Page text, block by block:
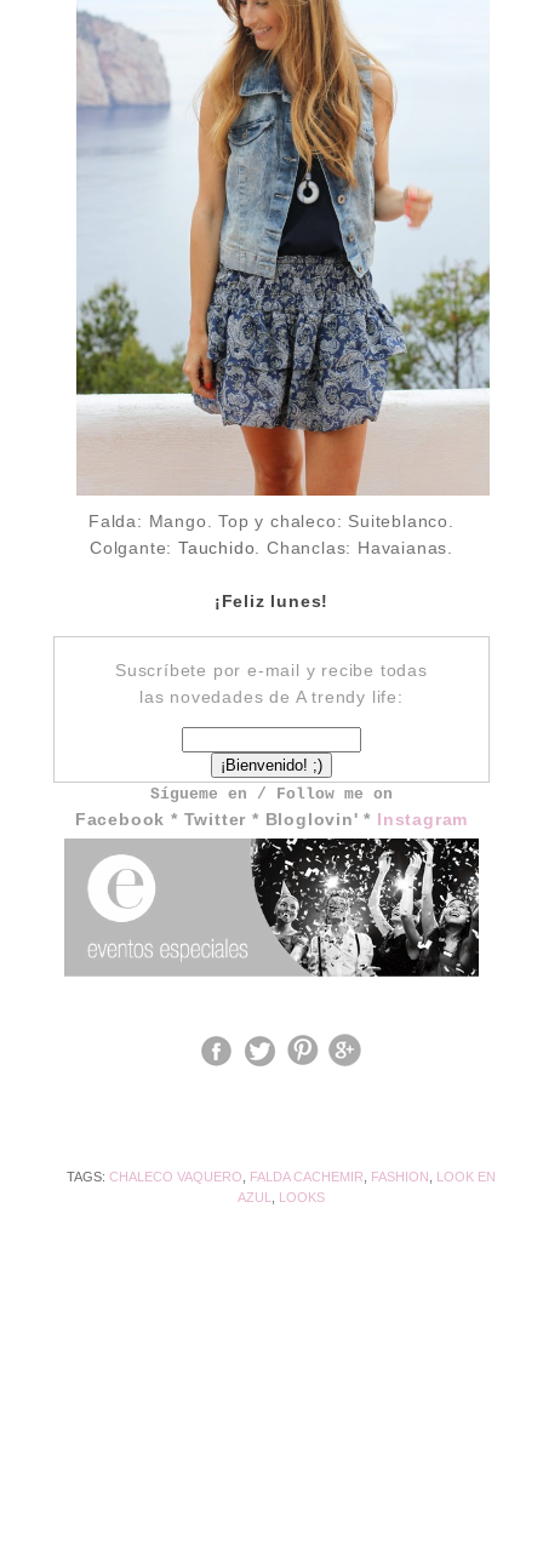
Falda: Mango. Top y chaleco: Suiteblanco.
Colgante: Tauchido. Chanclas: Havaianas.
¡Feliz lunes!
Suscríbete por e-mail y recibe todas
las novedades de A trendy life:
Sígueme en / Follow me on
Facebook * Twitter * Bloglovin'* Instagram
TAGS: CHALECO VAQUERO FALDA CACHEMIR FASHION
LOOK EN
AZUL
LOOKS